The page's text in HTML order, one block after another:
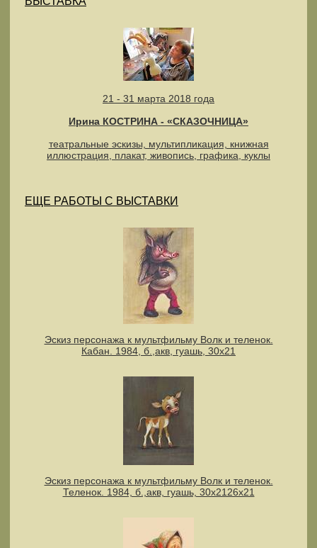
21 - 31 марта 2018 года
Ирина КОСТРИНА - «СКАЗОЧНИЦА»
театральные эскизы, мультипликация, книжная
иллюстрация, плакат, живопись, графика, куклы
ЕЩЕ РАБОТЫ С ВЫСТАВКИ
Эскиз персонажа к мультфильму Волк и теленок.
Кабан. 1984, б.,акв, гуашь, 30х21
Эскиз персонажа к мультфильму Волк и теленок.
Теленок. 1984, б.,акв, гуашь, 30х2126х21